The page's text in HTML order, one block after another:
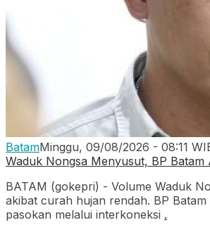
BatamMinggu, 09/08/2026 - 08:11
Waduk Nongsa Menyusut, BP
BATAM (gokepri) - Volume Waduk
akibat curah hujan rendah. BP
pasokan melalui interkoneksi .